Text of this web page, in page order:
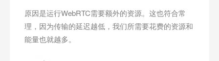
原因是运行WebRTC需要额外的资源。这也符合常
理，因为传输的延迟越低，我们所需要花费的资源和
能量也就越多。